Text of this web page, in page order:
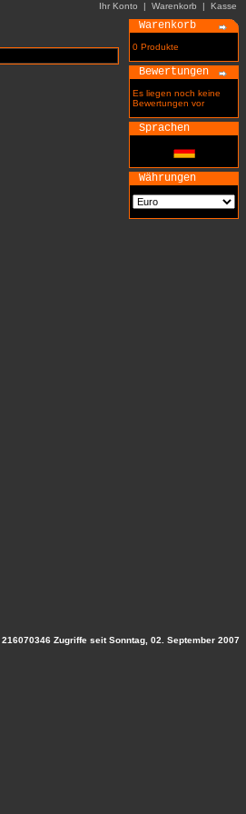
Ihr Konto | Warenkorb | Kasse
Warenkorb
0 Produkte
Bewertungen
Es liegen noch keine
Bewertungen vor
Sprachen
Währungen
216070346 Zugriffe seit Sonntag, 02. September 2007